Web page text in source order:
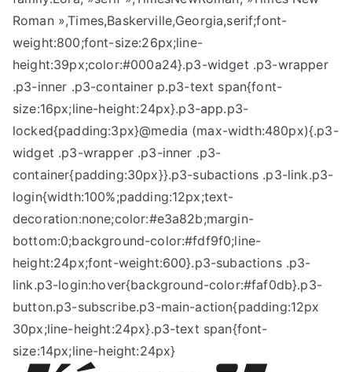
Roman »,Times,Baskerville,Georgia,serif;font-
weight:800;font-size:26px;line-
height:39px;color:#000a24}.p3-widget .p3-wrapper
.p3-inner .p3-container p.p3-text span{font-
size:16px;line-height:24px}.p3-app.p3-
locked{padding:3px}@media (max-width:480px){.p3-
widget .p3-wrapper .p3-inner .p3-
container{padding:30px}}.p3-subactions .p3-link.p3-
login{width:100%;padding:12px;text-
decoration:none;color:#e3a82b;margin-
bottom:0;background-color:#fdf9f0;line-
height:24px;font-weight:600}.p3-subactions .p3-
link.p3-login:hover{background-color:#faf0db}.p3-
button.p3-subscribe.p3-main-action{padding:12px
30px;line-height:24px}.p3-text span{font-
size:14px;line-height:24px}